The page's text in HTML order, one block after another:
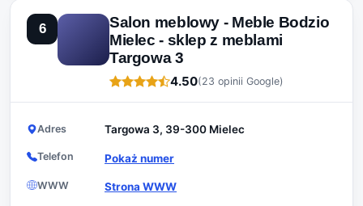
6
Salon meblowy - Meble Bodzio
Mielec - sklep z meblami
Targowa 3
4.50(23 opinii Google)
Adres Targowa 3, 39-300 Mielec
Telefon Pokaż numer
WWW Strona WWW